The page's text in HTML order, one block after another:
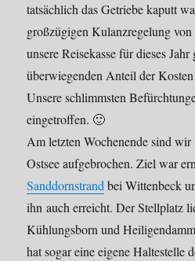
tatsächlich das Getriebe kaputt
großzügigen Kulanzregelung
unsere Reisekasse für dieses
überwiegenden Anteil der
Unsere schlimmsten
eingetroffen. 🙂
Am letzten Wochenende sind
Ostsee aufgebrochen. Ziel war
Sanddornstrandbei Wittenbeck
ihn auch erreicht. Der Stellplatz
Kühlungsborn und
hat sogar eine eigene Haltestelle